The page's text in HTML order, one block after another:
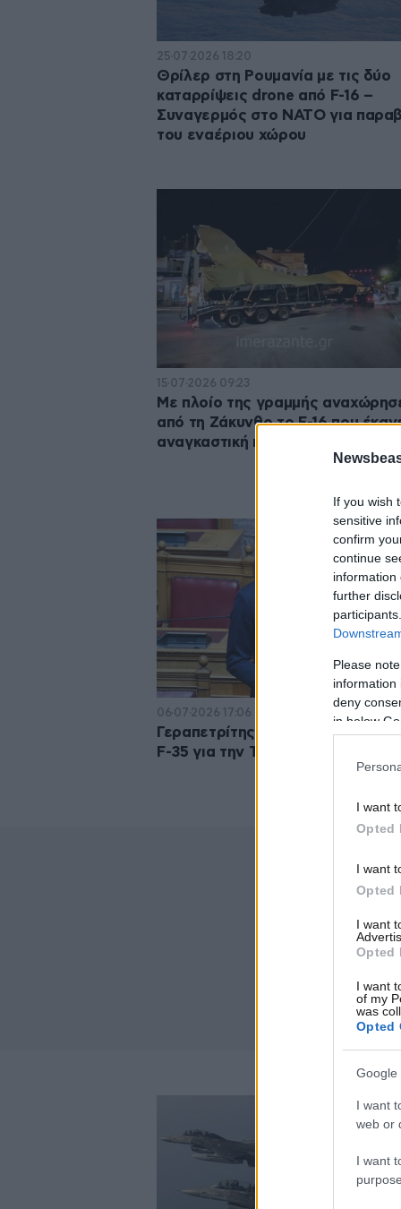
If you wish
sensitive
confirm
continue
information
further
Please
information
deny
in below
I want
Opted
I want
Opted
I want
Opted
I want
of my
was
Opted
Google
I want
web or
I want
25·07·2026 18:20
Θρίλερ στη Ρουμανία με τις δύο
καταρρίψεις drone από F-16 –
Συναγερμός στο ΝΑΤΟ για
του εναέριου χώρου
15·07·2026 09:23
Με πλοίο της γραμμής
από τη Ζάκυνθο το F-16 που
αναγκαστική προσγείωση
06·07·2026 17:06
Γεραπετρίτης: «Κλειστή» η
F-35 για την Τουρκία